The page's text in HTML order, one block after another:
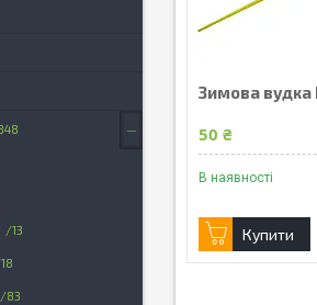
Зимова вудка
50 ₴
В наявності
Купити
13
18
83